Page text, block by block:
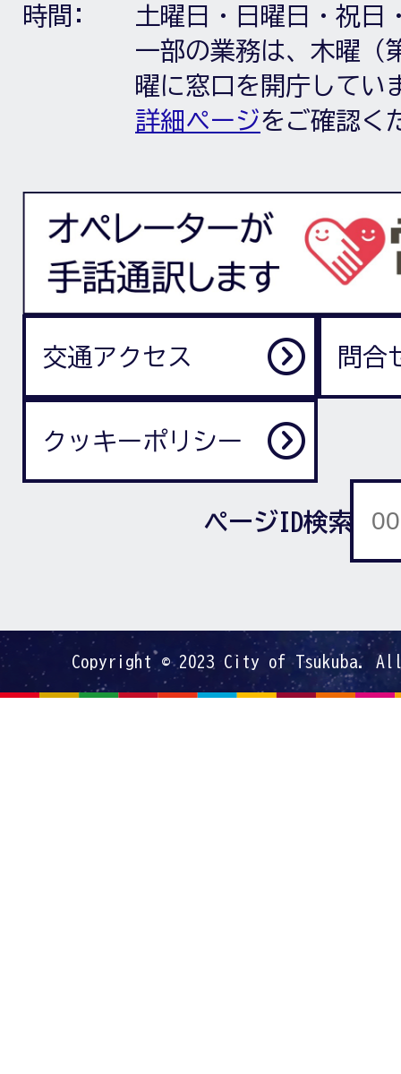
時間:
土曜日・日曜日・祝日
一部の業務は、木曜（
曜に窓口を開庁してい
詳細ページをご確認く
交通アクセス 問合
クッキーポリシー
ページID検索
Copyright © 2023 City of Tsukuba.